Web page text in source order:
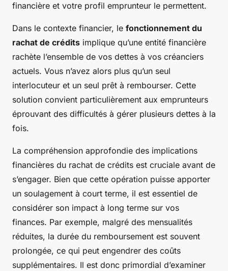
financière et votre profil emprunteur le permettent.
Dans le contexte financier, le fonctionnement du
rachat de crédits implique qu’une entité financière
rachète l’ensemble de vos dettes à vos créanciers
actuels. Vous n’avez alors plus qu’un seul
interlocuteur et un seul prêt à rembourser. Cette
solution convient particulièrement aux emprunteurs
éprouvant des difficultés à gérer plusieurs dettes à la
fois.
La compréhension approfondie des implications
financières du rachat de crédits est cruciale avant de
s’engager. Bien que cette opération puisse apporter
un soulagement à court terme, il est essentiel de
considérer son impact à long terme sur vos
finances. Par exemple, malgré des mensualités
réduites, la durée du remboursement est souvent
prolongée, ce qui peut engendrer des coûts
supplémentaires. Il est donc primordial d’examiner